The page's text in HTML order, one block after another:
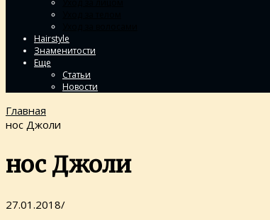
Hairstyle
Знаменитости
Еще
Статьи
Новости
Главная
нос Джоли
нос Джоли
27.01.2018/